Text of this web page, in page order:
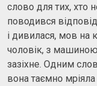
слово для тих, хто
поводився
і дивилася, мов на
чоловік, з
зазіхне. Одним
вона таємно мріяла